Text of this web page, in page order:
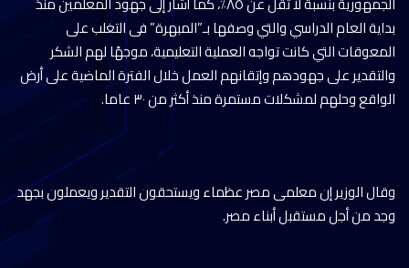
بداية العام الدراسي والتي وصفها بـ”المبهرة” فى التغلب على
المعوقات التي كانت تواجه العملية التعليمية، موجهًا لهم الشكر
والتقدير على جهودهم وإتقانهم العمل خلال الفترة الماضية على أرض
الواقع وحلهم لمشكلات مستمرة منذ أكثر من ٣٠ عاما.
وقال الوزير إن معلمى مصر عظماء ويستحقون التقدير ويعملون بجهد
وجد من أجل مستقبل أبناء مصر.